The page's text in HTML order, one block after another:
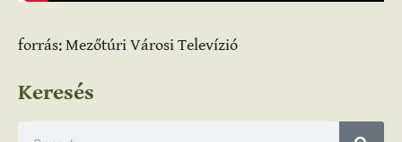
forrás: Mezőtúri Városi Televízió
Keresés